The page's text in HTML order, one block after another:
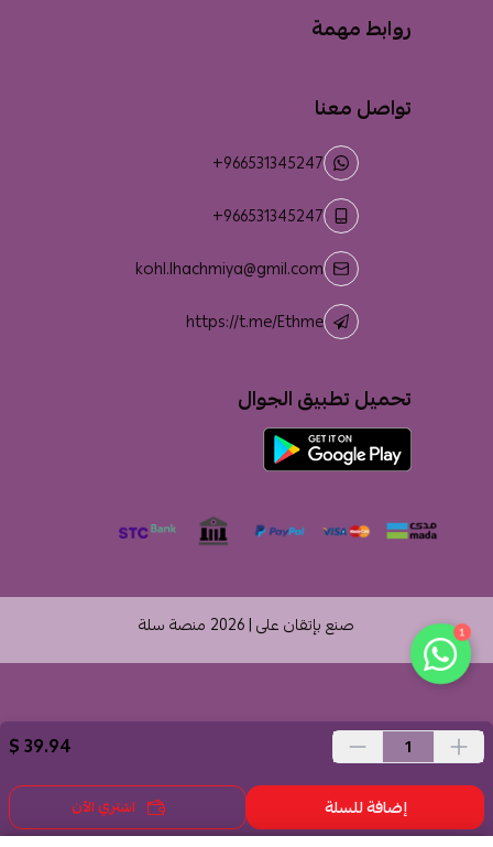
39.94 $
إضافة للسلة اشتري الآن
روابط مهمة
تواصل معنا
+966531345247
+966531345247
kohl.lhachmiya@gmil.com
https://t.me/Ethme
تحميل تطبيق الجوال
صنع بإتقان على | 2026 منصة سلة 1